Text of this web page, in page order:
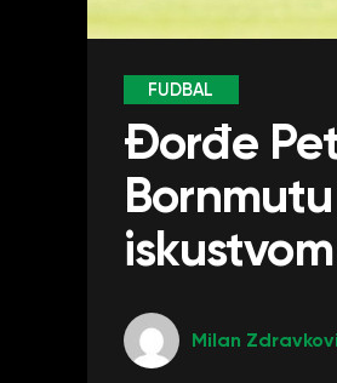
FUDBAL
Đorđe
iskustvom
Milan